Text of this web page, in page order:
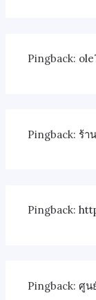
Pingback:
Pingback: ร้า
Pingback:
Pingback:ศูน